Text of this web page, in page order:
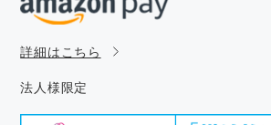
詳細はこちら
法人様限定